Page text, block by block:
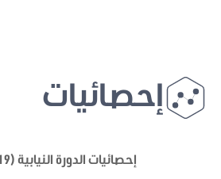
إحصائيات
إحصائيات الدورة النيابية (2019-2024)